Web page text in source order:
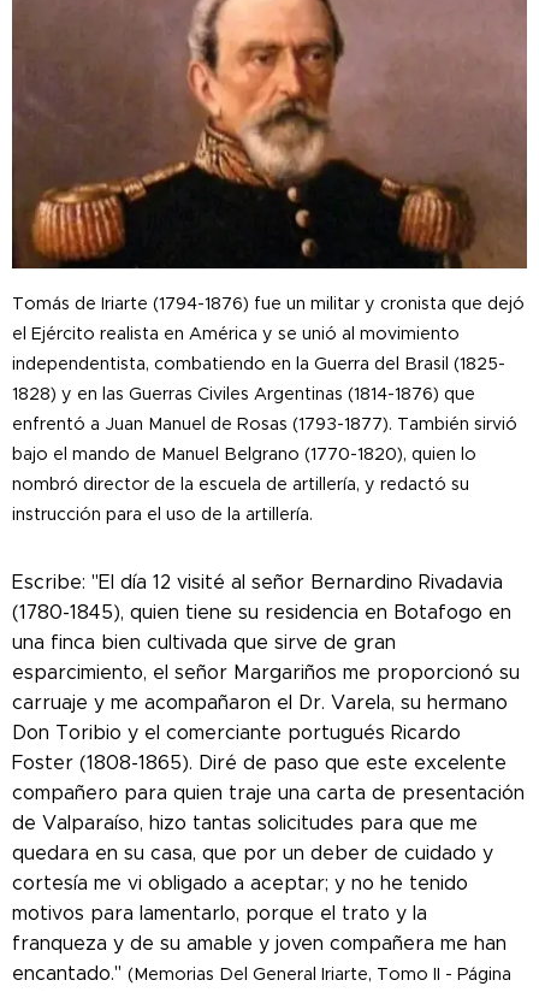
Tomás de Iriarte (1794-1876) fue un militar y cronista que dejó
el Ejército realista en América y se unió al movimiento
independentista, combatiendo en la Guerra del Brasil (1825-
1828) y en las Guerras Civiles Argentinas (1814-1876) que
enfrentó a Juan Manuel de Rosas (1793-1877). También sirvió
bajo el mando de Manuel Belgrano (1770-1820), quien lo
nombró director de la escuela de artillería, y redactó su
instrucción para el uso de la artillería.
Escribe: "El día 12 visité al señor Bernardino Rivadavia
(1780-1845), quien tiene su residencia en Botafogo en
una finca bien cultivada que sirve de gran
esparcimiento, el señor Margariños me proporcionó su
carruaje y me acompañaron el Dr. Varela, su hermano
Don Toribio y el comerciante portugués Ricardo
Foster (1808-1865). Diré de paso que este excelente
compañero para quien traje una carta de presentación
de Valparaíso, hizo tantas solicitudes para que me
quedara en su casa, que por un deber de cuidado y
cortesía me vi obligado a aceptar; y no he tenido
motivos para lamentarlo, porque el trato y la
franqueza y de su amable y joven compañera me han
encantado." (Memorias Del General Iriarte, Tomo II - Página